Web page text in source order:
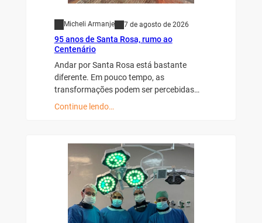
Micheli Armanje 7 de agosto de 2026
95 anos de Santa Rosa, rumo ao
Centenário
Andar por Santa Rosa está bastante
diferente. Em pouco tempo, as
transformações podem ser percebidas…
Continue lendo…